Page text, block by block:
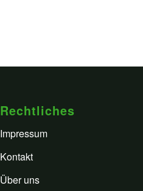
Rechtliches
Impressum
Kontakt
Über uns